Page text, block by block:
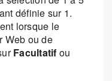
définie sur 1.
lorsque le
Web ou de
Facultatif ou